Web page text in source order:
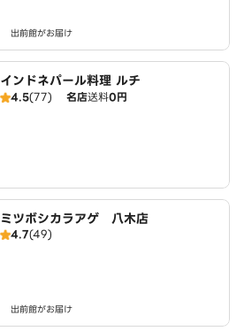
出前館がお届け
インドネパール料理 ルチ
4.5(77) 名店送料0円
ミツボシカラアゲ 八木店
4.7(49)
出前館がお届け